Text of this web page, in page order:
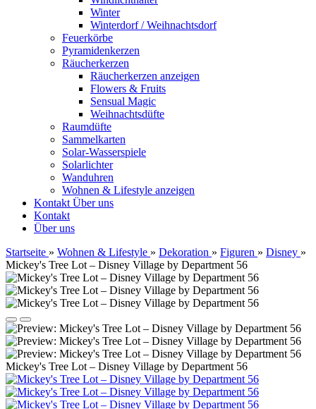
Winter
Winterdorf / Weihnachtsdorf
Feuerkörbe
Pyramidenkerzen
Räucherkerzen
Räucherkerzen anzeigen
Flowers & Fruits
Sensual Magic
Weihnachtsdüfte
Raumdüfte
Sammelkarten
Solar-Wasserspiele
Solarlichter
Wanduhren
Wohnen & Lifestyle anzeigen
Kontakt Über uns
Kontakt
Über uns
Startseite » Wohnen & Lifestyle » Dekoration » Figuren » Disney »
Mickey's Tree Lot – Disney Village by Department 56
Mickey's Tree Lot – Disney Village by Department 56